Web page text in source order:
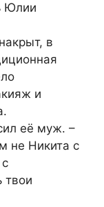
Юлии
в
и
её муж. –
не Никита с
твои